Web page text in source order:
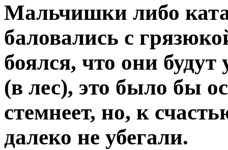
Мальчишки либо
баловались с
боялся, что они будут
(в лес), это было бы
стемнеет, но, к
далеко не убегали.